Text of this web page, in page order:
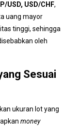
USD, USD/CHF,
uang mayor
tinggi, sehingga
oleh
Sesuai
ukuran lot yang
money